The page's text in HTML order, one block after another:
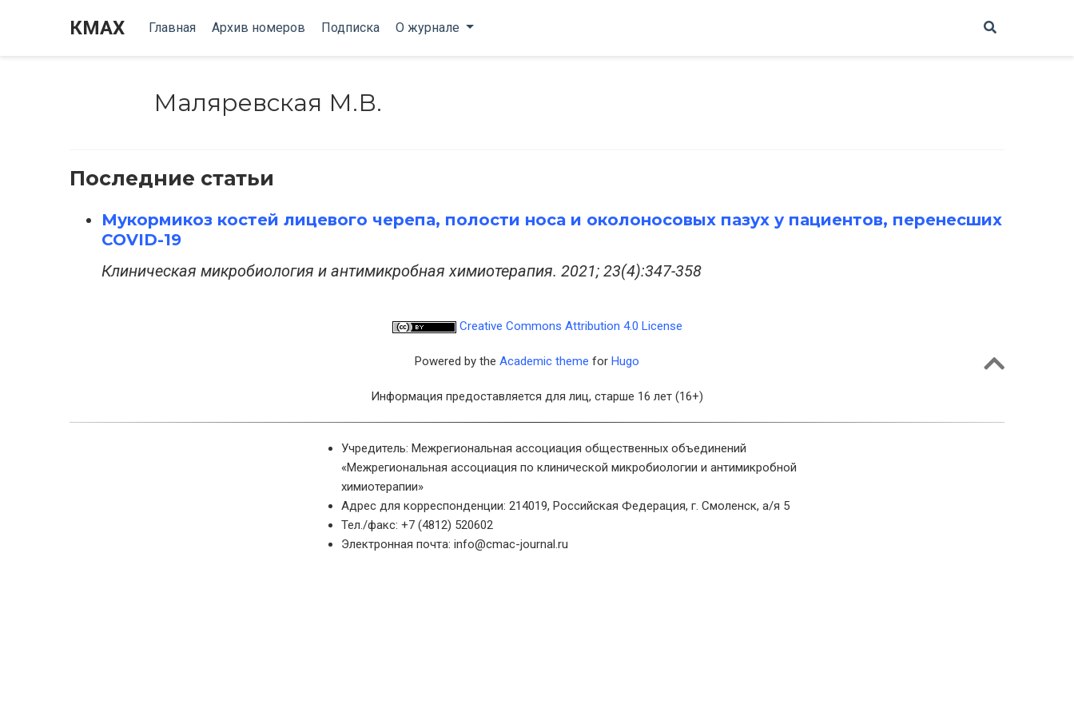
КМАХ Главная Архив номеров Подписка О журнале
Маляревская М.В.
Последние статьи
Мукормикоз костей лицевого черепа, полости носа и околоносовых пазух у пациентов, перенесших
COVID-19
Клиническая микробиология и антимикробная химиотерапия. 2021; 23(4):347-358
Creative Commons Attribution 4.0 License
Powered by the Academic theme for Hugo
Информация предоставляется для лиц, старше 16 лет (16+)
Учредитель: Межрегиональная ассоциация общественных объединений
«Межрегиональная ассоциация по клинической микробиологии и антимикробной
химиотерапии»
Адрес для корреспонденции: 214019, Российская Федерация, г. Смоленск, а/я 5
Тел./факс: +7 (4812) 520602
Электронная почта: info@cmac-journal.ru